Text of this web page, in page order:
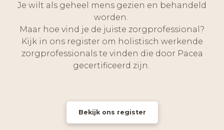
Je wilt als geheel mens gezien en behandeld
worden.
Maar hoe vind je de juiste zorgprofessional?
Kijk in ons register om holistisch werkende
zorgprofessionals te vinden die door Pacea
gecertificeerd zijn.
Bekijk ons register